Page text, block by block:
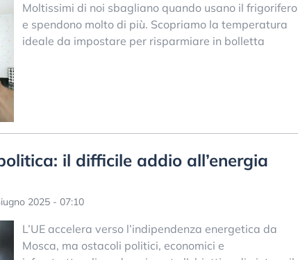
Moltissimi di noi sbagliano quando usano il frigorifero
e spendono molto di più. Scopriamo la temperatura
ideale da impostare per risparmiare in bolletta
il difficile addio all’energia
2025 - 07:10
L’UE accelera verso l’indipendenza energetica da
Mosca, ma ostacoli politici, economici e